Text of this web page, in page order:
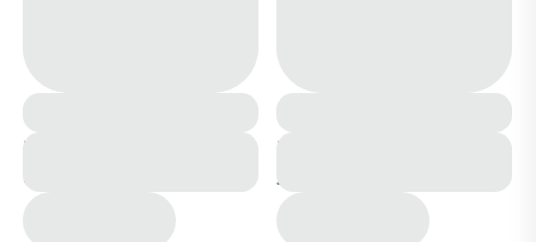
Кроссовки 254-27
бежевые
Кроссовки ЕА007-7
зелено черные